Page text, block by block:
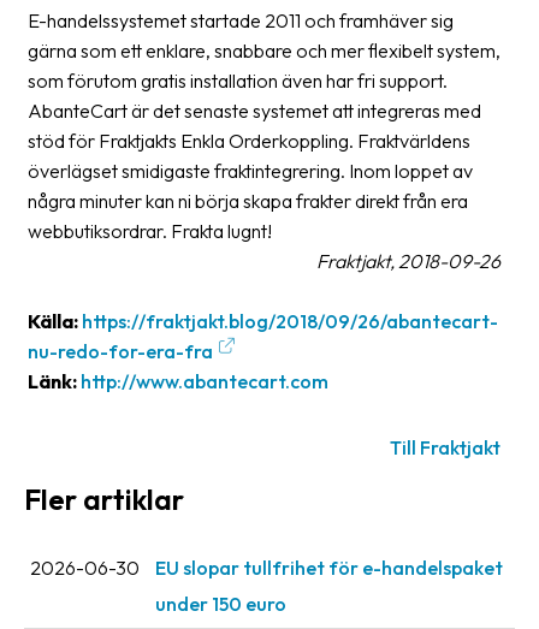
Nedladdningar
Streckkodsläsare
Kundtjänst
Om
företaget
Pressrum
Medarbetare
karriär
E-handelssystemet startade 2011 och framhäver sig
gärna som ett enklare, snabbare och mer flexibelt system,
som förutom gratis installation även har fri support.
AbanteCart är det senaste systemet att integreras med
stöd för Fraktjakts Enkla Orderkoppling. Fraktvärldens
överlägset smidigaste fraktintegrering. Inom loppet av
några minuter kan ni börja skapa frakter direkt från era
webbutiksordrar. Frakta lugnt!
Fraktjakt, 2018-09-26
Källa: https://fraktjakt.blog/2018/09/26/abantecart-
nu-redo-for-era-fra
Länk: http://www.abantecart.com
Till Fraktjakt
Fler artiklar
2026-06-30
EU slopar tullfrihet för e-handelspaket
under 150 euro